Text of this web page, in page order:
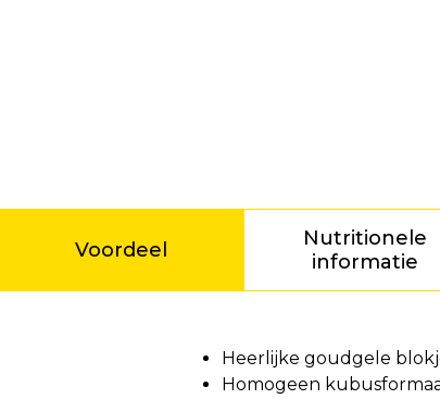
Voordeel
Nutritionele
informatie
Heerlijke goudgele
Homogeen